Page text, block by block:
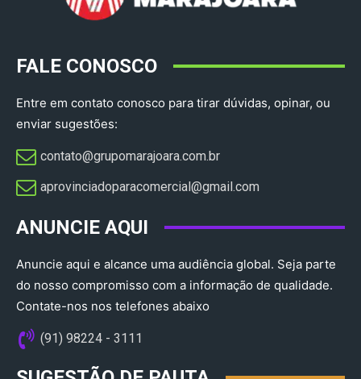
FALE CONOSCO
Entre em contato conosco para tirar dúvidas, opinar, ou
enviar sugestões:
contato@grupomarajoara.com.br
aprovinciadoparacomercial@gmail.com​
ANUNCIE AQUI
Anuncie aqui e alcance uma audiência global. Seja parte
do nosso compromisso com a informação de qualidade.
Contate-nos nos telefones abaixo
(91) 98224 - 3111